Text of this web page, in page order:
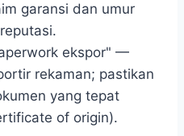
garansi dan umur
ekspor" —
rekaman; pastikan
yang tepat
of origin).